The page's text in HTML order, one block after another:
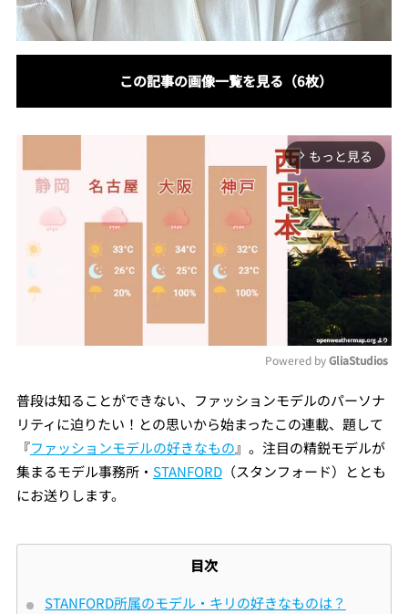
この記事の画像一覧を見る（6枚）
arrow_forward_ios もっと見る
Mute
Powered by GliaStudios
普段は知ることができない、ファッションモデルのパーソナ
リティに迫りたい！との思いから始まったこの連載、題して
『ファッションモデルの好きなもの』。注目の精鋭モデルが
集まるモデル事務所・ STANFORD（スタンフォード）ととも
にお送りします。
目次
STANFORD所属のモデル・キリの好きなものは？